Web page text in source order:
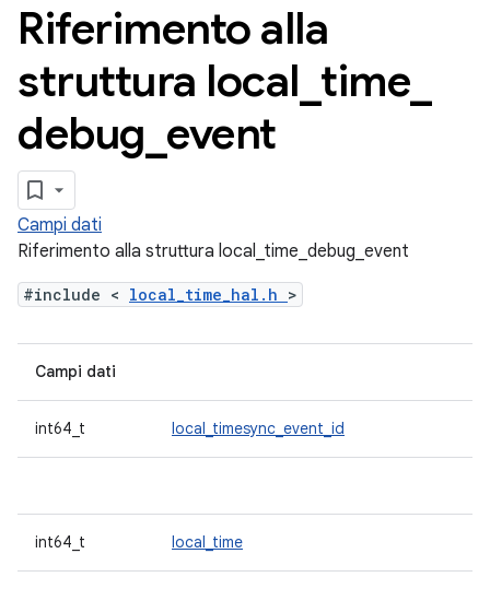
Riferimento alla
struttura local time
debug event
Campi dati
Riferimento alla struttura local_time_debug_event
#include < local_time_hal.h >
Campi dati
int64_t local_timesync_event_id
int64_t local_time